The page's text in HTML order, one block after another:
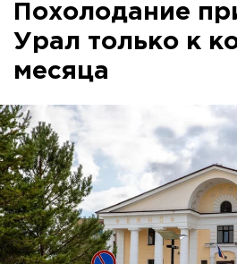
Похолодание
Урал только к
месяца